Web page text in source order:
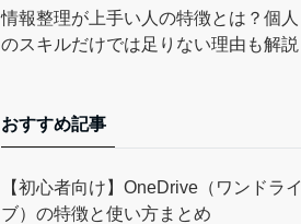
情報整理が上手い人の特徴とは？個人
のスキルだけでは足りない理由も解説
おすすめ記事
【初心者向け】OneDrive（ワンドライ
ブ）の特徴と使い方まとめ